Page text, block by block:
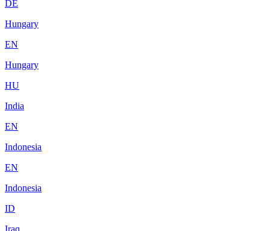
DE
Hungary
EN
Hungary
HU
India
EN
Indonesia
EN
Indonesia
ID
Iraq